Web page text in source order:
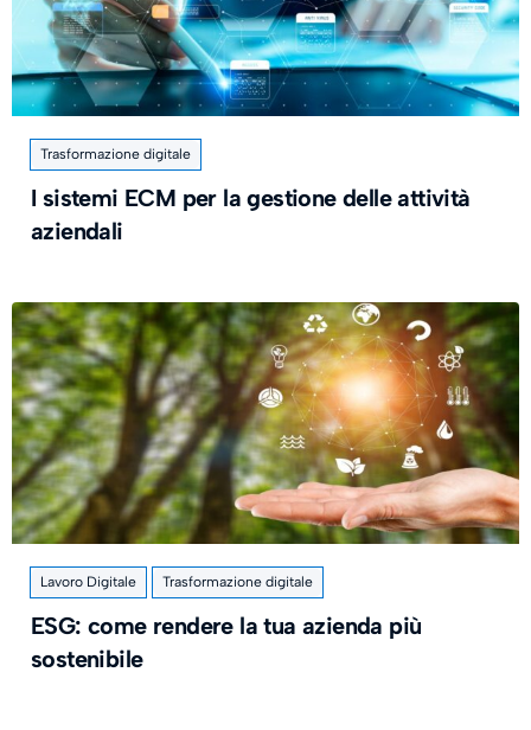
Trasformazione digitale
I sistemi ECM per la gestione delle attività
aziendali
Lavoro Digitale Trasformazione digitale
ESG: come rendere la tua azienda più
sostenibile